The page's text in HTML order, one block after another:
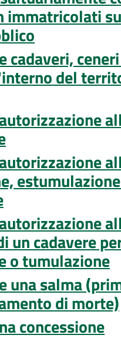
immatricolati
cadaveri,
del
un cadavere
o tumulazione
una salma
di morte)
concessione